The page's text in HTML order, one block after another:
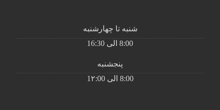
شنبه تا چهارشنبه
8:00 الی 16:30
پنجشنبه
8:00 الی 1۲:00